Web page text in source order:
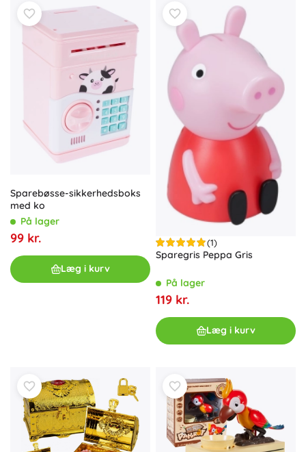
Sparebøsse-sikkerhedsboks
med ko
På lager
99 kr.
Læg i kurv
(1)
Sparegris Peppa Gris
På lager
119 kr.
Læg i kurv